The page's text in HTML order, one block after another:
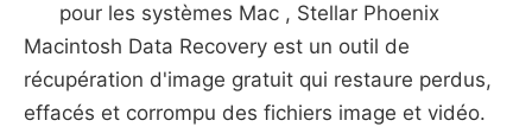
pour les systèmes Mac , Stellar Phoenix
Macintosh Data Recovery est un outil de
récupération d'image gratuit qui restaure perdus,
effacés et corrompu des fichiers image et vidéo.